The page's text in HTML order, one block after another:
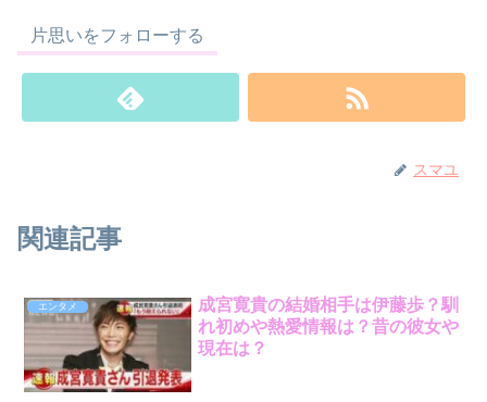
片思いをフォローする
スマユ
関連記事
エンタメ
成宮寛貴の結婚相手は伊藤歩？馴
れ初めや熱愛情報は？昔の彼女や
現在は？